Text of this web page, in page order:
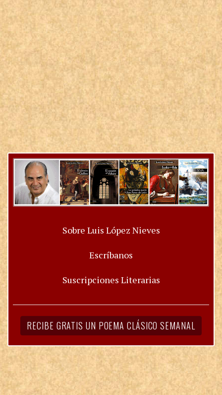
Sobre Luis López Nieves
Escríbanos
Suscripciones Literarias
RECIBE GRATIS UN POEMA CLÁSICO SEMANAL